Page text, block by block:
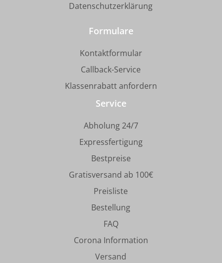
Datenschutzerklärung
Formulare
Kontaktformular
Callback-Service
Klassenrabatt anfordern
Service
Abholung 24/7
Expressfertigung
Bestpreise
Gratisversand ab 100€
Preisliste
Bestellung
FAQ
Corona Information
Versand